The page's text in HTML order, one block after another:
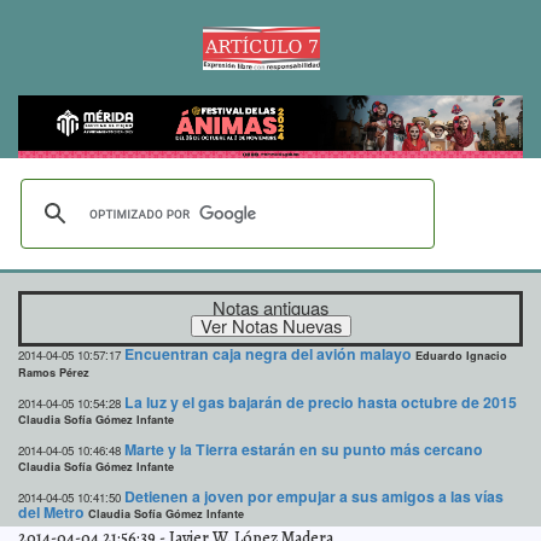
Notas antiguas
2014-04-05 10:57:17 Encuentran caja negra del avión malayo Eduardo Ignacio
Ramos Pérez
2014-04-05 10:54:28 La luz y el gas bajarán de precio hasta octubre de 2015
Claudia Sofía Gómez Infante
2014-04-05 10:46:48 Marte y la Tierra estarán en su punto más cercano
Claudia Sofía Gómez Infante
2014-04-05 10:41:50 Detienen a joven por empujar a sus amigos a las vías
del Metro Claudia Sofía Gómez Infante